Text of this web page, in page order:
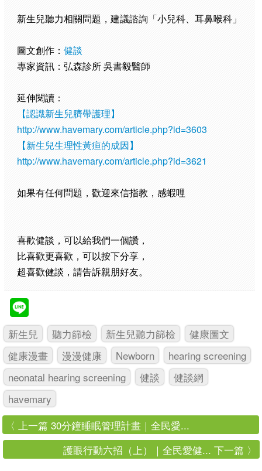
新生兒聽力相關問題，建議諮詢「小兒科、耳鼻喉科」
圖文創作： 健談
專家資訊：弘森診所 吳書毅醫師
延伸閱讀：
【認識新生兒臍帶護理】
http://www.havemary.com/article.php?id=3603
【新生兒生理性黃疸的成因】
http://www.havemary.com/article.php?id=3621
如果有任何問題，歡迎來信指教，感蝦哩
喜歡健談，可以給我們一個讚，
比喜歡更喜歡，可以按下分享，
超喜歡健談，請告訴親朋好友。
新生兒 聽力篩檢 新生兒聽力篩檢
健康圖文
健康漫畫
漫漫健康 Newborn
hearing screening
neonatal hearing screening
健談
健談網
havemary
〈 上一篇 30分鐘睡眠管理計畫｜全民愛...
護眼行動六招（上）｜全民愛健... 下一篇 〉